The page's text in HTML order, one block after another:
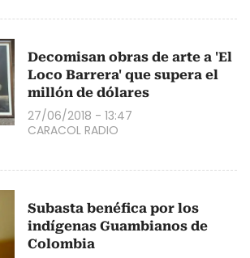
Decomisan obras de arte a 'El
Loco Barrera' que supera el
millón de dólares
27/06/2018 - 13:47
CARACOL RADIO
Subasta benéfica por los
indígenas Guambianos de
Colombia